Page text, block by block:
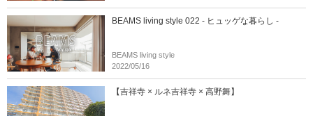
BEAMS living style 022 - ヒュッゲな暮らし -
BEAMS living style
2022/05/16
【吉祥寺 × ルネ吉祥寺 × 高野舞】